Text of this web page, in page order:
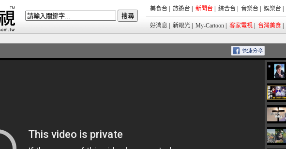
美食台 旅遊台 新聞台 綜合台 音樂台 娛樂台
好消息 新眼光 My-Cartoon 客家電視 台灣美食